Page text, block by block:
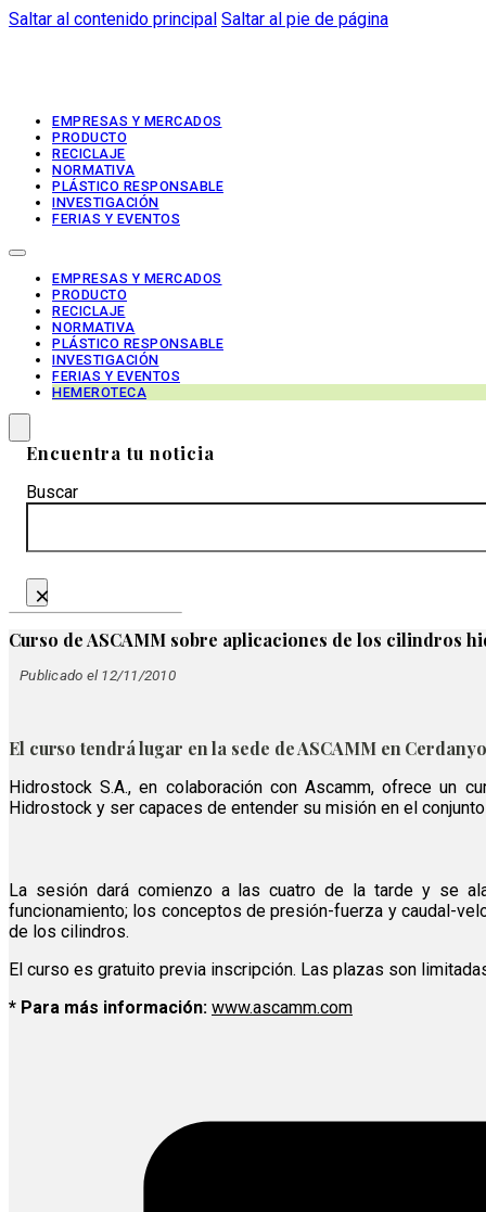
Saltar al contenido principal Saltar al pie de página
EMPRESAS Y MERCADOS
PRODUCTO
RECICLAJE
NORMATIVA
PLÁSTICO RESPONSABLE
INVESTIGACIÓN
FERIAS Y EVENTOS
EMPRESAS Y MERCADOS
PRODUCTO
RECICLAJE
NORMATIVA
PLÁSTICO RESPONSABLE
INVESTIGACIÓN
FERIAS Y EVENTOS
HEMEROTECA
Encuentra tu noticia
Buscar
×
Curso de ASCAMM sobre aplicaciones de los cilindros
Publicado el 12/11/2010
El curso tendrá lugar en la sede de ASCAMM en
Hidrostock S.A., en colaboración con Ascamm, ofrece un
Hidrostock y ser capaces de entender su misión en el
La sesión dará comienzo a las cuatro de la tarde y se
funcionamiento; los conceptos de presión-fuerza y caudal-
de los cilindros.
El curso es gratuito previa inscripción. Las plazas son
* Para más información: www.ascamm.com